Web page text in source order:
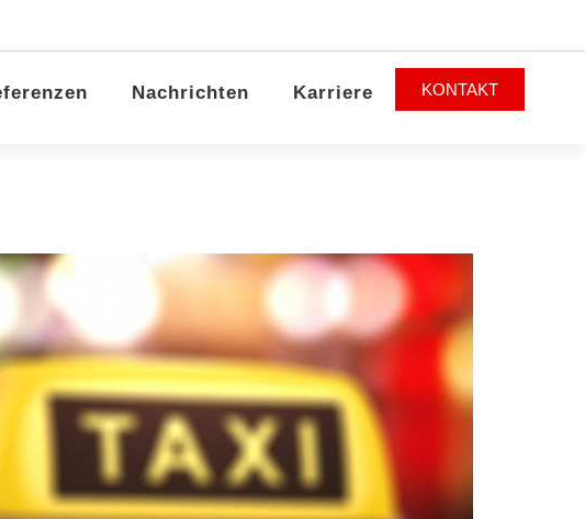
Nachrichten Karriere KONTAKT